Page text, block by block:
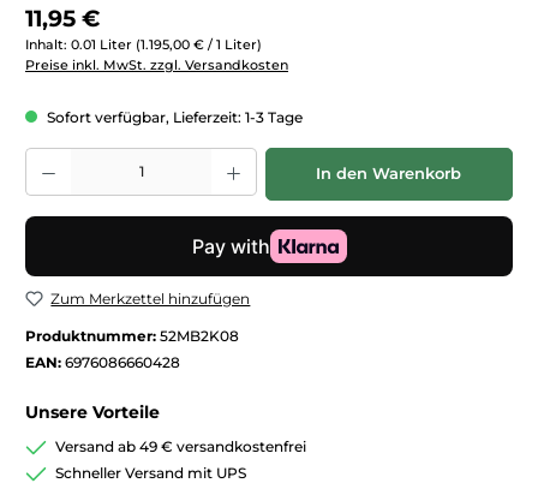
Regulärer Preis:
11,95 €
Inhalt: 0.01 Liter (1.195,00 € / 1 Liter)
Preise inkl. MwSt. zzgl. Versandkosten
Sofort verfügbar, Lieferzeit: 1-3 Tage
Produkt Anzahl: Gib den gewünschten Wert ein oder benutze die
In den Warenkorb
Zum Merkzettel hinzufügen
Produktnummer: 52MB2K08
EAN: 6976086660428
Unsere Vorteile
Versand ab 49 € versandkostenfrei
Schneller Versand mit UPS